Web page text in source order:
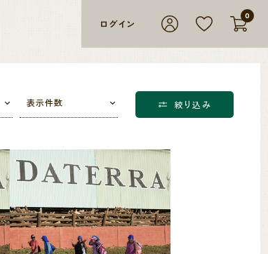
ログイン
0
表示件数 絞り込み